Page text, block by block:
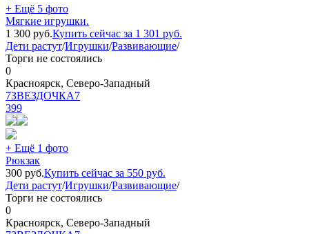
+ Ещё 5 фото
Мягкие игрушки.
1 300 руб.Купить сейчас за 1 301 руб.
Дети растут/Игрушки/Развивающие/
Торги не состоялись
0
Красноярск, Северо-Западный
7ЗВЕЗДОЧКА7
399
+ Ещё 1 фото
Рюкзак
300 руб.Купить сейчас за 550 руб.
Дети растут/Игрушки/Развивающие/
Торги не состоялись
0
Красноярск, Северо-Западный